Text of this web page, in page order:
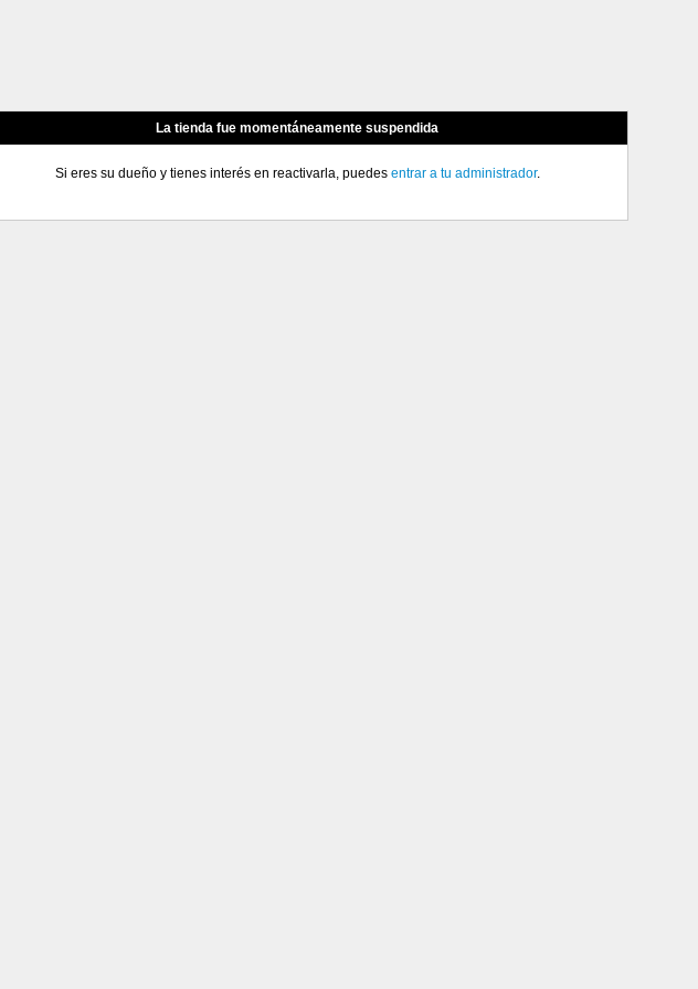
La tienda fue momentáneamente suspendida
Si eres su dueño y tienes interés en reactivarla, puedes entrar a tu administrador.